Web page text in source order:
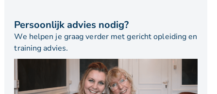
Persoonlijk advies nodig?
We helpen je graag verder met gericht opleiding en
training advies.